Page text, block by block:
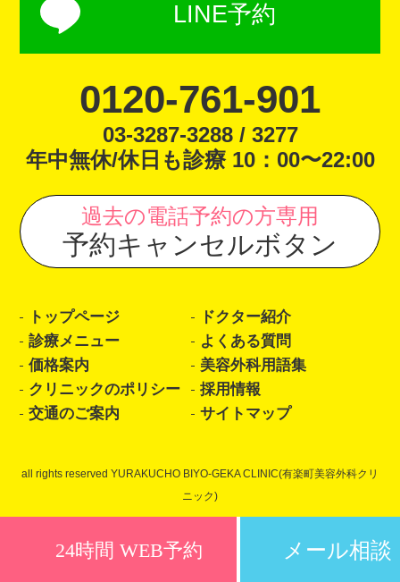
LINE予約
0120-761-901
03-3287-3288 / 3277
年中無休/休日も診療 10：00〜22:00
過去の電話予約の方専用
予約キャンセルボタン
トップページ
ドクター紹介
診療メニュー
よくある質問
価格案内
美容外科用語集
クリニックのポリシー
採用情報
交通のご案内
サイトマップ
all rights reserved YURAKUCHO BIYO-GEKA CLINIC(有楽町美容外科クリ
ニック)